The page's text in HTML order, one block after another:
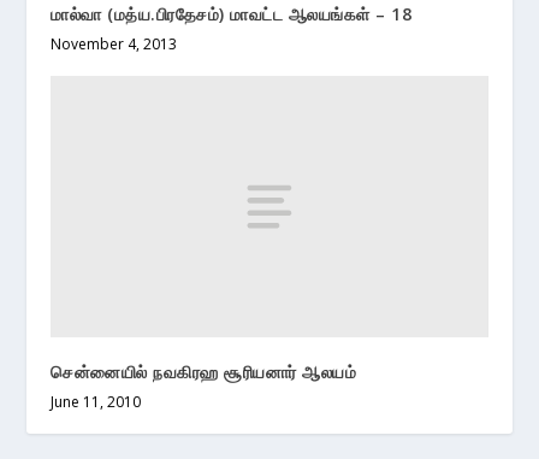
மால்வா (மத்ய.பிரதேசம்) மாவட்ட ஆலயங்கள் – 18
November 4, 2013
சென்னையில் நவகிரஹ சூரியனார் ஆலயம்
June 11, 2010